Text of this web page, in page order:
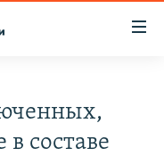
составе